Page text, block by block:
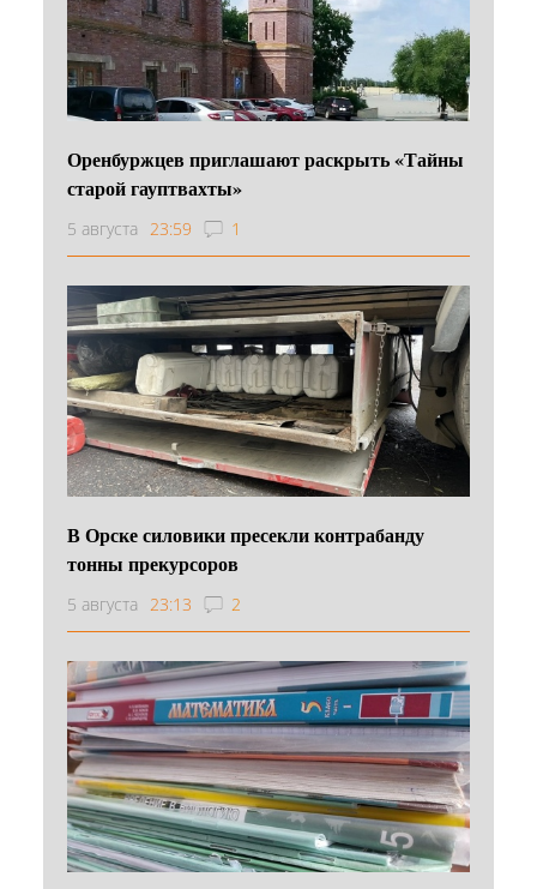
Оренбуржцев приглашают раскрыть «Тайны
старой гауптвахты»
5 августа 23:59 1
В Орске силовики пресекли контрабанду
тонны прекурсоров
5 августа 23:13 2